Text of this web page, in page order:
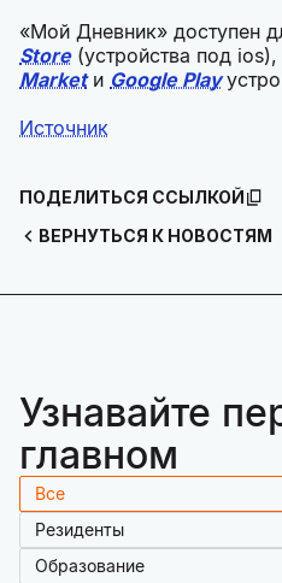
«Мой Дневник» доступен
Store(устройства под ios),
Marketи Google Play
Источник
ВЕРНУТЬСЯ К НОВОСТЯМ
ПОДЕЛИТЬСЯ ССЫЛКОЙ
Узнавайте
главном
Все
Резиденты
Образование